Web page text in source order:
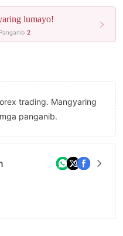
lumayo!
Panganib 2
trading. Mangyaring
panganib.